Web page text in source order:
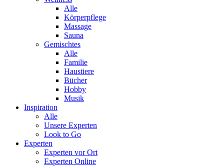
Alle
Körperpflege
Massage
Sauna
Gemischtes
Alle
Familie
Haustiere
Bücher
Hobby
Musik
Inspiration
Alle
Unsere Experten
Look to Go
Experten
Experten vor Ort
Experten Online